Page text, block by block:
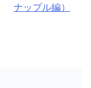
ナップル編）